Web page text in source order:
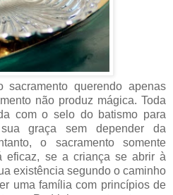
sacramento querendo apenas
não produz mágica. Toda
com o selo do batismo para
graça sem depender da
o sacramento somente
eficaz, se a criança se abrir à
existência segundo o caminho
uma família com princípios de